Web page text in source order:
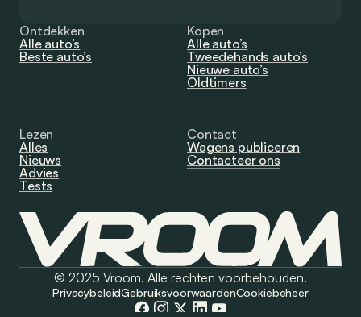
Ontdekken
Alle auto’s
Beste auto’s
Kopen
Alle auto’s
Tweedehands auto’s
Nieuwe auto’s
Oldtimers
Lezen
Alles
Nieuws
Advies
Tests
Contact
Wagens publiceren
Contacteer ons
© 2025 Vroom. Alle rechten voorbehouden.
PrivacybeleidGebruiksvoorwaardenCookiebeheer